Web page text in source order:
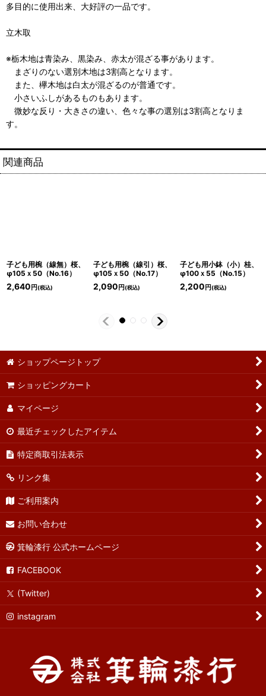
多目的に使用出来、大好評の一品です。
立木取
※栃木地は青染み、黒染み、赤太が混ざる事があります。
まざりのない選別木地は3割高となります。
また、欅木地は白太が混ざるのが普通です。
小さいふしがあるものもあります。
微妙な反り・大きさの違い、色々な事の選別は3割高となりま
す。
関連商品
子ども用椀（線無）桜、
φ105ｘ50（No.16）
2,640 円(税込)
子ども用椀（線引）桜、
φ105ｘ50（No.17）
2,090 円(税込)
子ども用小鉢（小）桂、
φ100ｘ55（No.15）
2,200 円(税込)
ショップページトップ
ショッピングカート
マイページ
最近チェックしたアイテム
特定商取引法表示
リンク集
ご利用案内
お問い合わせ
箕輪漆行 公式ホームページ
FACEBOOK
(Twitter)
instagram